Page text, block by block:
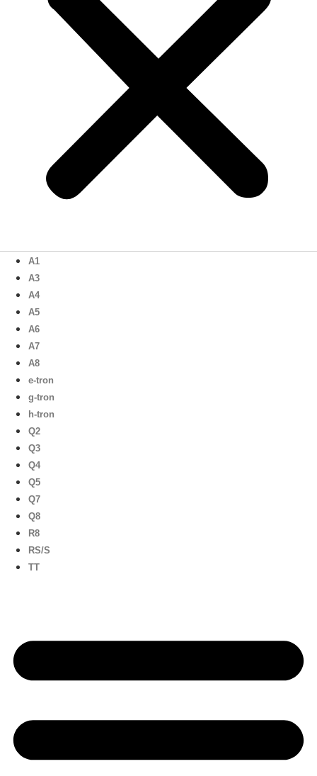
A1
A3
A4
A5
A6
A7
A8
e-tron
g-tron
h-tron
Q2
Q3
Q4
Q5
Q7
Q8
R8
RS/S
TT